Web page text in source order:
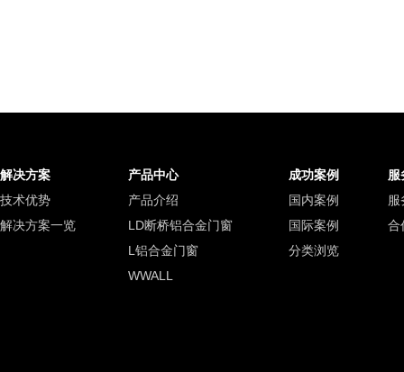
解决方案 产品中心 成功案例
服
技术优势
产品介绍 国内案例
服
解决方案一览
LD断桥铝合金门窗 国际案例
合
L铝合金门窗
分类浏览
WWALL